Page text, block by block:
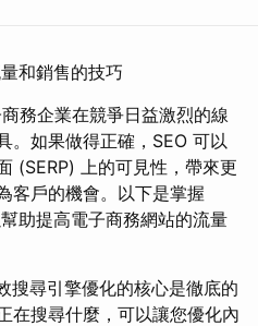
和銷售的技巧
務企業在競爭日益激烈的線
。如果做得正確，SEO 可以
(SERP) 上的可見性，帶來更
客戶的機會。以下是掌握
助提高電子商務網站的流量
搜尋引擎優化的核心是徹底的
在搜尋什麼，可以讓您優化內